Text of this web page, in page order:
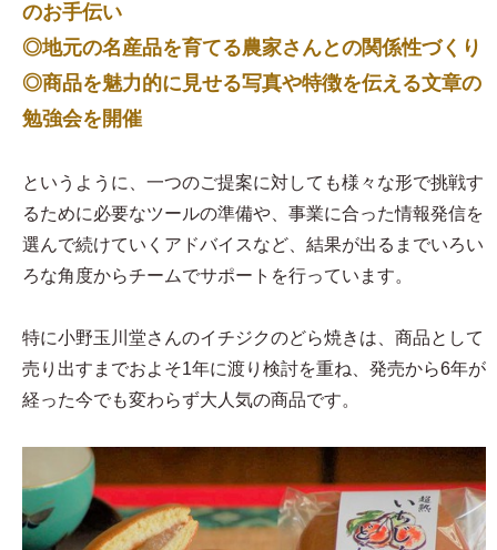
のお手伝い
◎地元の名産品を育てる農家さんとの関係性づくり
◎商品を魅力的に見せる写真や特徴を伝える文章の
勉強会を開催
というように、一つのご提案に対しても様々な形で挑戦す
るために必要なツールの準備や、事業に合った情報発信を
選んで続けていくアドバイスなど、結果が出るまでいろい
ろな角度からチームでサポートを行っています。
特に小野玉川堂さんのイチジクのどら焼きは、商品として
売り出すまでおよそ1年に渡り検討を重ね、発売から6年が
経った今でも変わらず大人気の商品です。